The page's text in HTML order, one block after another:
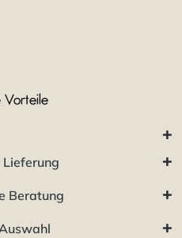
Vorteile
Lieferung
Beratung